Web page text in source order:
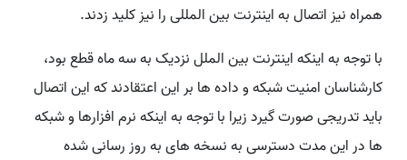
همراه نیز اتصال به اینترنت بین المللی را نیز کلید زدند.
با توجه به اینکه اینترنت بین الملل نزدیک به سه ماه قطع بود،
کارشناسان امنیت شبکه و داده ها بر این اعتقادند که این اتصال
باید تدریجی صورت گیرد زیرا با توجه به اینکه نرم افزارها و شبکه
ها در این مدت دسترسی به نسخه های به روز رسانی شده